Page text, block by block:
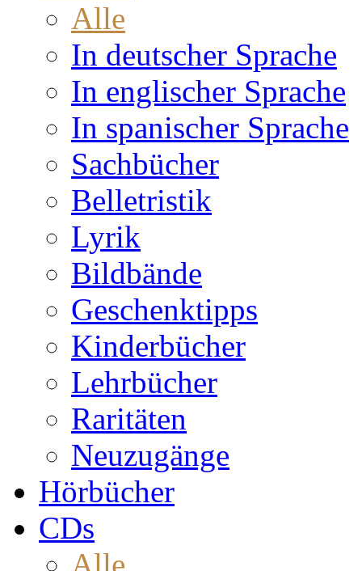
Alle
In deutscher Sprache
In englischer Sprache
In spanischer Sprache
Sachbücher
Belletristik
Lyrik
Bildbände
Geschenktipps
Kinderbücher
Lehrbücher
Raritäten
Neuzugänge
Hörbücher
CDs